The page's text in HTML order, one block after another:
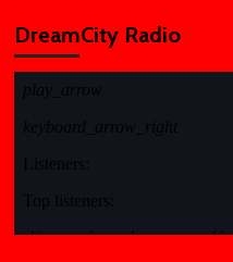
DreamCity Radio